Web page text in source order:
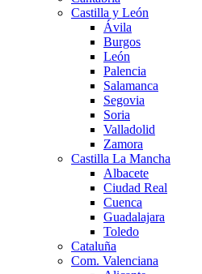
Castilla y León
Ávila
Burgos
León
Palencia
Salamanca
Segovia
Soria
Valladolid
Zamora
Castilla La Mancha
Albacete
Ciudad Real
Cuenca
Guadalajara
Toledo
Cataluña
Com. Valenciana